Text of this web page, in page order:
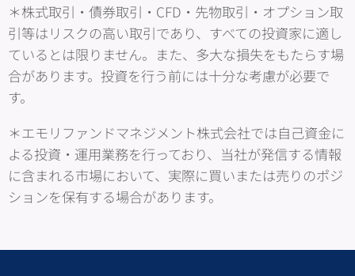
＊株式取引・債券取引・CFD・先物取引・オプション取
引等はリスクの高い取引であり、すべての投資家に適し
ているとは限りません。また、多大な損失をもたらす場
合があります。投資を行う前には十分な考慮が必要で
す。
＊エモリファンドマネジメント株式会社では自己資金に
よる投資・運用業務を行っており、当社が発信する情報
に含まれる市場において、実際に買いまたは売りのポジ
ションを保有する場合があります。